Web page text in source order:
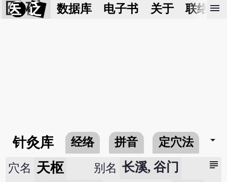
医 砭 数据库 电子书 关于 联络我
menu
针灸库 经络 拼音 定穴法 arrow_drop_down
subject
穴名 天枢 别名 长溪, 谷门